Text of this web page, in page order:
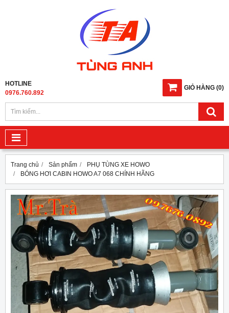
GIỎ HÀNG (0)
HOTLINE
0976.760.892
Trang chủ Sản phẩm
PHỤ TÙNG XE HOWO
BÓNG HƠI CABIN HOWO A7 068 CHÍNH HÃNG